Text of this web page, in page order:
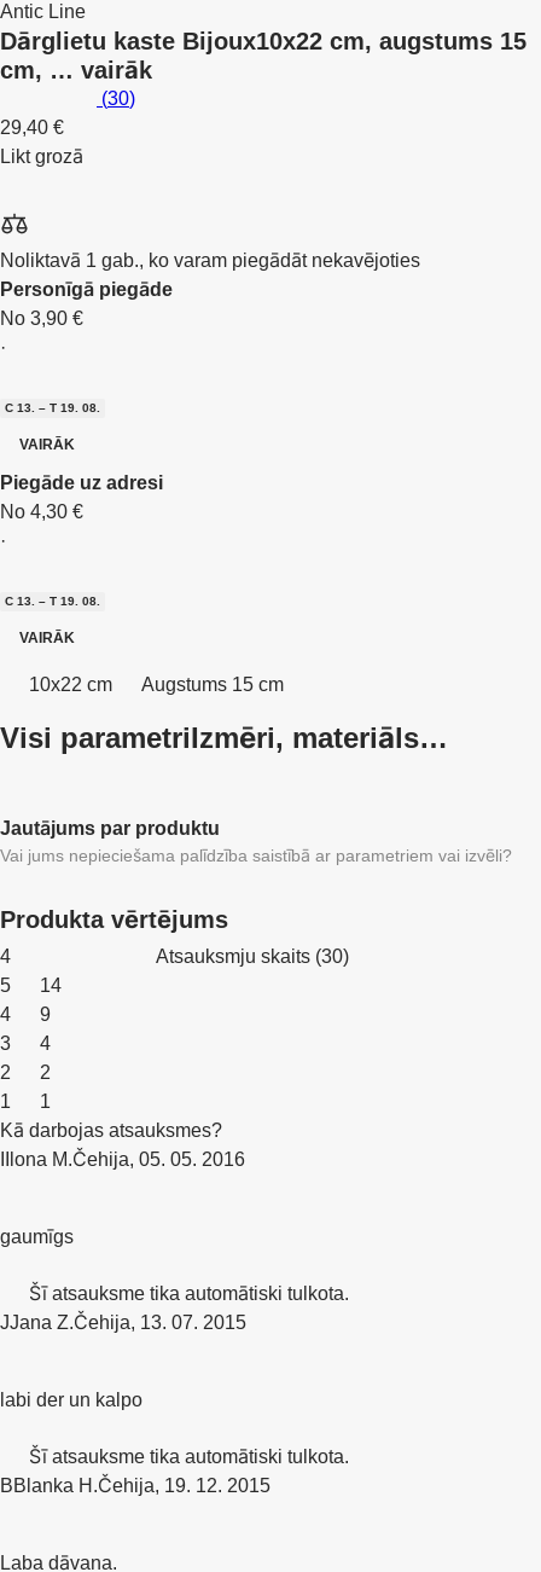
Antic Line
Dārglietu kaste Bijoux10x22 cm, augstums 15
cm, … vairāk
(30)
29,40 €
Likt grozā
Noliktavā 1 gab., ko varam piegādāt nekavējoties
Personīgā piegāde
No 3,90 €
·
C 13. – T 19. 08.
VAIRĀK
Piegāde uz adresi
No 4,30 €
·
C 13. – T 19. 08.
VAIRĀK
10x22 cm Augstums 15 cm
Visi parametriIzmēri, materiāls…
Jautājums par produktu
Vai jums nepieciešama palīdzība saistībā ar parametriem vai izvēli?
Produkta vērtējums
4 Atsauksmju skaits (30)
5
14
4
9
3
4
2
2
1
1
Kā darbojas atsauksmes?
Ilona M.Čehija, 05. 05. 2016
gaumīgs
Šī atsauksme tika automātiski tulkota.
JJana Z.Čehija, 13. 07. 2015
labi der un kalpo
Šī atsauksme tika automātiski tulkota.
BBlanka H.Čehija, 19. 12. 2015
Laba dāvana.